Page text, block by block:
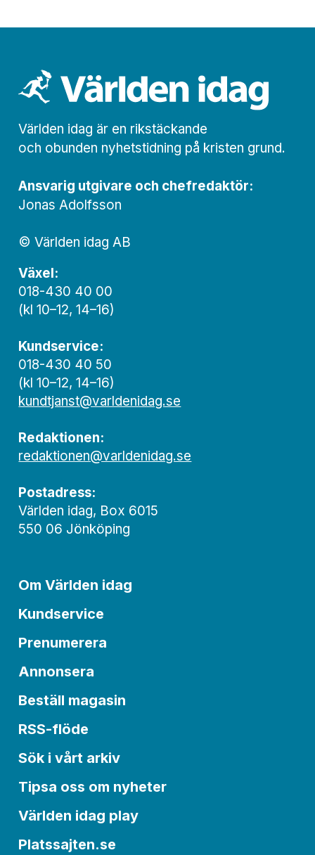
Världen idag är en rikstäckande
och obunden nyhets­­­tidning på kristen grund.
Ansvarig utgivare och chef­redaktör:
Jonas Adolfsson
© Världen idag AB
Växel:
018-430 40 00
(kl 10–12, 14–16)
Kundservice:
018-430 40 50
(kl 10–12, 14–16)
kundtjanst@varldenidag.se
Redaktionen:
redaktionen@varldenidag.se
Postadress:
Världen idag, Box 6015
550 06 Jönköping
Om Världen idag
Kundservice
Prenumerera
Annonsera
Beställ magasin
RSS-flöde
Sök i vårt arkiv
Tipsa oss om nyheter
Världen idag play
Platssajten.se